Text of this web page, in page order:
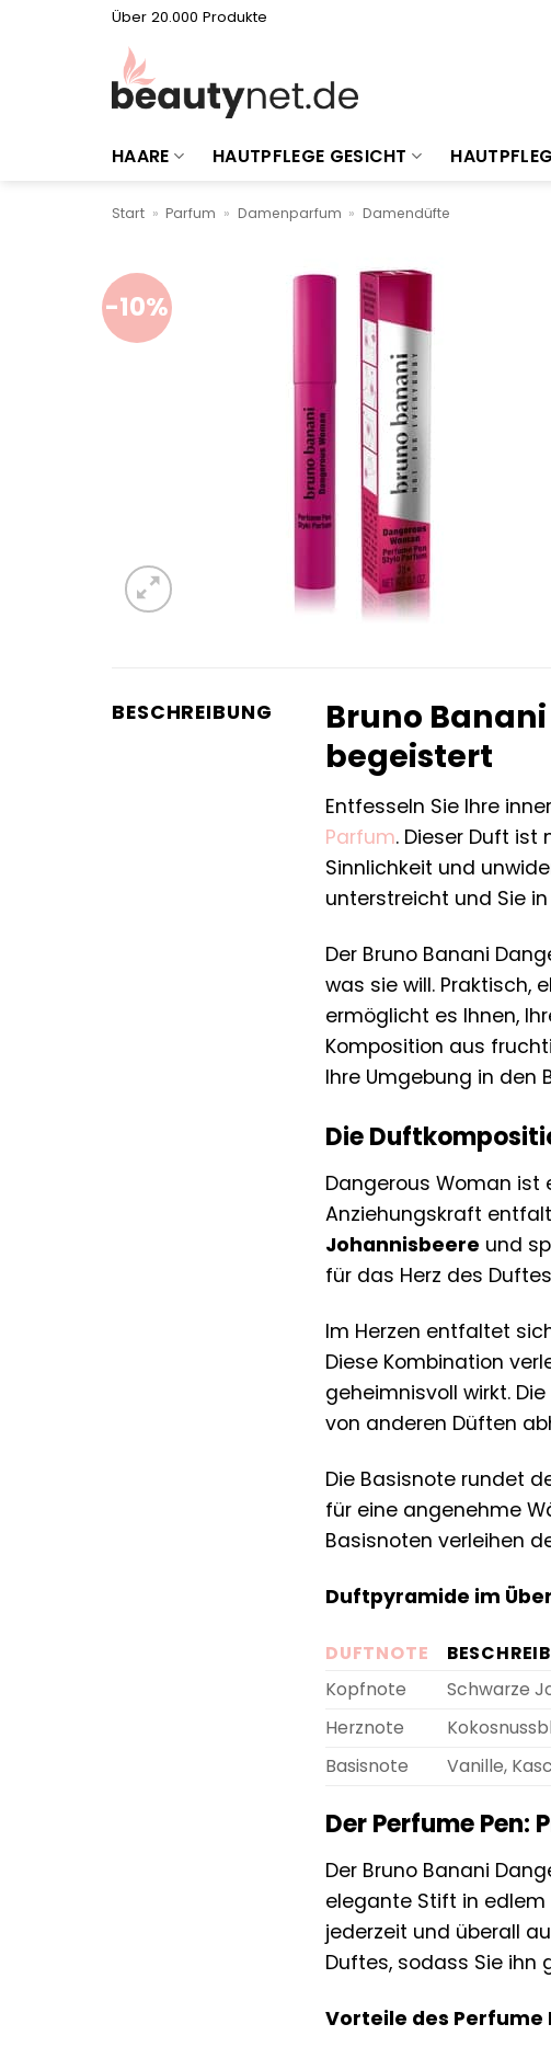
Über 20.000 Produkte
HAARE HAUTPFLEGE GESICHT
Start » Parfum » Damenparfum » Damendüfte
-10%
BESCHREIBUNG
Bruno
begeistert
Entfesseln Sie Ihre
Parfum. Dieser Duft ist
Sinnlichkeit und
unterstreicht und Sie
Der Bruno Banani
was sie will. Praktisch,
ermöglicht es Ihnen,
Komposition aus
Ihre Umgebung in den
Die
Dangerous Woman
Anziehungskraft
Johannisbeere und
für das Herz des
Im Herzen entfaltet
Diese Kombination
geheimnisvoll wirkt.
von anderen Düften
Die Basisnote rundet
für eine angenehme
Basisnoten verleihen
Duftpyramide im
DUFTNOTE
Kopfnote
Schwarze
Herznote
Basisnote
Vanille,
Der Perfume
Der Bruno Banani
elegante Stift in
jederzeit und überall
Duftes, sodass Sie ihn
Vorteile des Perfume